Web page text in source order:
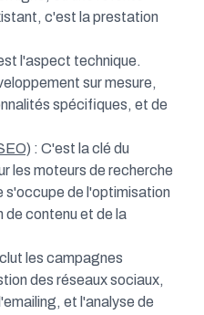
c'est la prestation
l'aspect technique.
sur mesure,
spécifiques, et de
: C'est la clé du
les moteurs de recherche
s'occupe de l'optimisation
de contenu et de la
les campagnes
des réseaux sociaux,
et l'analyse de